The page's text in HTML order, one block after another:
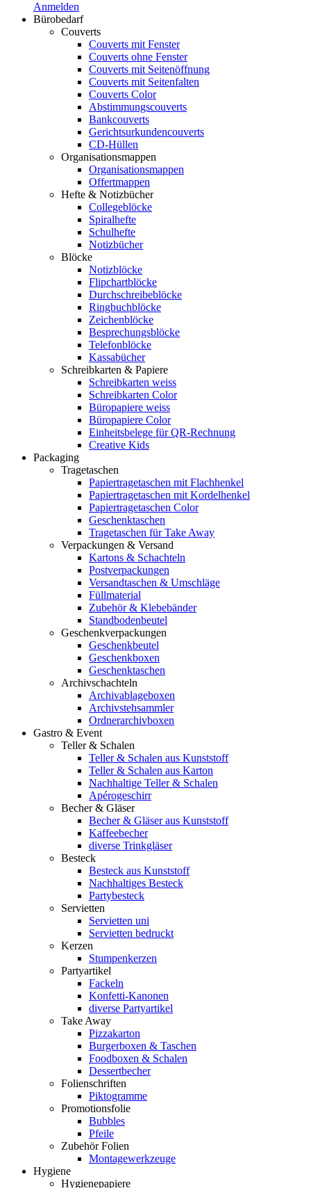
Anmelden
Bürobedarf
Couverts
Couverts mit Fenster
Couverts ohne Fenster
Couverts mit Seitenöffnung
Couverts mit Seitenfalten
Couverts Color
Abstimmungscouverts
Bankcouverts
Gerichtsurkundencouverts
CD-Hüllen
Organisationsmappen
Organisationsmappen
Offertmappen
Hefte & Notizbücher
Collegeblöcke
Spiralhefte
Schulhefte
Notizbücher
Blöcke
Notizblöcke
Flipchartblöcke
Durchschreibeblöcke
Ringbuchblöcke
Zeichenblöcke
Besprechungsblöcke
Telefonblöcke
Kassabücher
Schreibkarten & Papiere
Schreibkarten weiss
Schreibkarten Color
Büropapiere weiss
Büropapiere Color
Einheitsbelege für QR-Rechnung
Creative Kids
Packaging
Tragetaschen
Papiertragetaschen mit Flachhenkel
Papiertragetaschen mit Kordelhenkel
Papiertragetaschen Color
Geschenktaschen
Tragetaschen für Take Away
Verpackungen & Versand
Kartons & Schachteln
Postverpackungen
Versandtaschen & Umschläge
Füllmaterial
Zubehör & Klebebänder
Standbodenbeutel
Geschenkverpackungen
Geschenkbeutel
Geschenkboxen
Geschenktaschen
Archivschachteln
Archivablageboxen
Archivstehsammler
Ordnerarchivboxen
Gastro & Event
Teller & Schalen
Teller & Schalen aus Kunststoff
Teller & Schalen aus Karton
Nachhaltige Teller & Schalen
Apérogeschirr
Becher & Gläser
Becher & Gläser aus Kunststoff
Kaffeebecher
diverse Trinkgläser
Besteck
Besteck aus Kunststoff
Nachhaltiges Besteck
Partybesteck
Servietten
Servietten uni
Servietten bedruckt
Kerzen
Stumpenkerzen
Partyartikel
Fackeln
Konfetti-Kanonen
diverse Partyartikel
Take Away
Pizzakarton
Burgerboxen & Taschen
Foodboxen & Schalen
Dessertbecher
Folienschriften
Piktogramme
Promotionsfolie
Bubbles
Pfeile
Zubehör Folien
Montagewerkzeuge
Hygiene
Hygienepapiere